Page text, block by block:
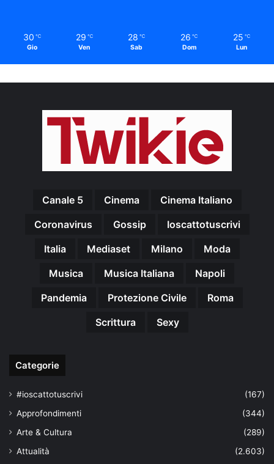
30 ℃
Gio
29 ℃
Ven
28 ℃
Sab
26 ℃
Dom
25 ℃
Lun
Canale 5 Cinema
Cinema Italiano
Coronavirus
Gossip
Ioscattotuscrivi
Italia
Mediaset Milano
Moda
Musica
Musica Italiana
Napoli
Pandemia
Protezione Civile
Roma
Scrittura
Sexy
Categorie
#ioscattotuscrivi
(167)
Approfondimenti
(344)
Arte & Cultura
(289)
Attualità
(2.603)